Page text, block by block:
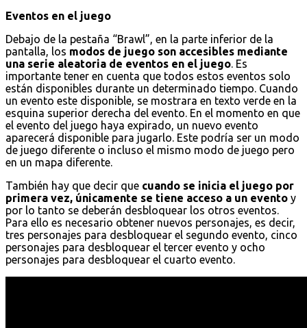
Eventos en el juego
Debajo de la pestaña “Brawl”, en la parte inferior de la
pantalla, los modos de juego son accesibles mediante
una serie aleatoria de eventos en el juego. Es
importante tener en cuenta que todos estos eventos solo
están disponibles durante un determinado tiempo. Cuando
un evento este disponible, se mostrara en texto verde en la
esquina superior derecha del evento. En el momento en que
el evento del juego haya expirado, un nuevo evento
aparecerá disponible para jugarlo. Este podría ser un modo
de juego diferente o incluso el mismo modo de juego pero
en un mapa diferente.
También hay que decir que cuando se inicia el juego por
primera vez, únicamente se tiene acceso a un evento y
por lo tanto se deberán desbloquear los otros eventos.
Para ello es necesario obtener nuevos personajes, es decir,
tres personajes para desbloquear el segundo evento, cinco
personajes para desbloquear el tercer evento y ocho
personajes para desbloquear el cuarto evento.